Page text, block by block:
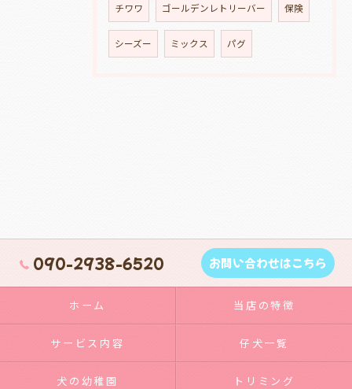
チワワ ゴールデンレトリーバー 保険
シーズー ミックス パグ
090-2938-6520 お問い合わせはこちら
ホーム 当店の特徴
サービス内容 仔犬一覧
犬の幼稚園 トリミング